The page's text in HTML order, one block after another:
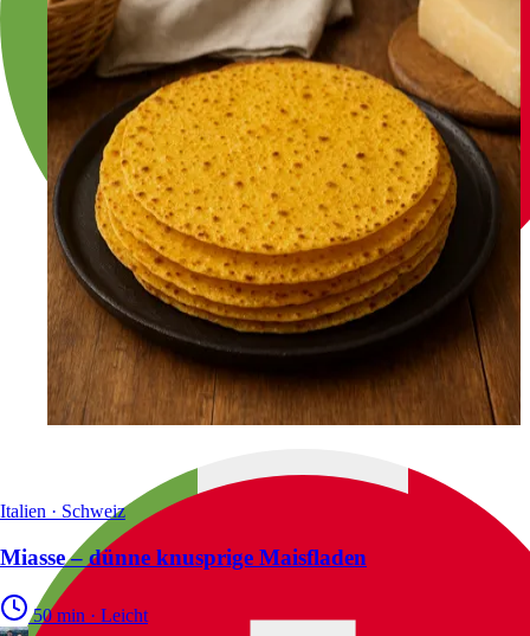
Italien · Schweiz
Miasse – dünne knusprige Maisfladen
50 min · Leicht